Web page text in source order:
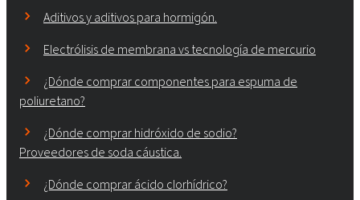
Aditivos y aditivos para hormigón.
Electrólisis de membrana vs tecnología de mercurio
¿Dónde comprar componentes para espuma de
poliuretano?
¿Dónde comprar hidróxido de sodio?
Proveedores de soda cáustica.
¿Dónde comprar ácido clorhídrico?